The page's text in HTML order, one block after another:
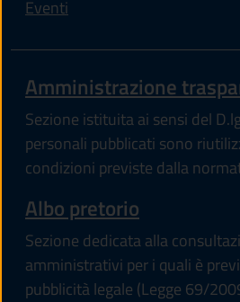
Eventi
Amministrazione
Sezione istituita ai sensi del
personali pubblicati sono
condizioni previste dalla
Albo pretorio
Sezione dedicata alla
amministrativi per i quali è
pubblicità legale (Legge 69/